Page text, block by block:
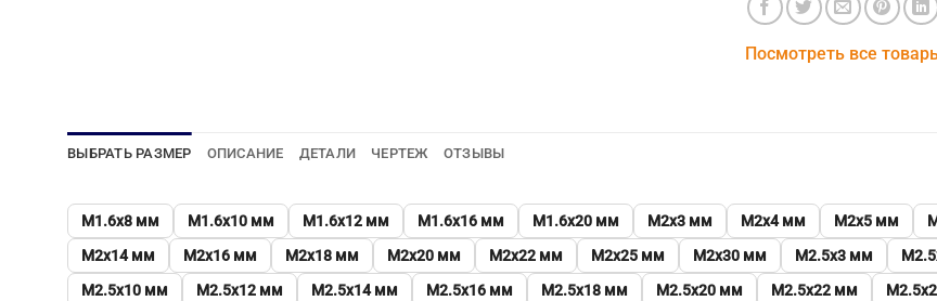
Посмотреть все
ВЫБРАТЬ РАЗМЕР ОПИСАНИЕ ДЕТАЛИ ЧЕРТЕЖ ОТЗЫВЫ
М1.6х8 мм М1.6х10 мм М1.6х12 мм М1.6х16 мм М1.6х20 мм М2х3 мм М2х4 мм М2х5 мм
М2х14 мм
М2х16 мм М2х18 мм М2х20 мм М2х22 мм М2х25 мм М2х30 мм М2.5х3 мм
М2.5х10 мм
М2.5х12 мм М2.5х14 мм М2.5х16 мм М2.5х18 мм М2.5х20 мм М2.5х22 мм